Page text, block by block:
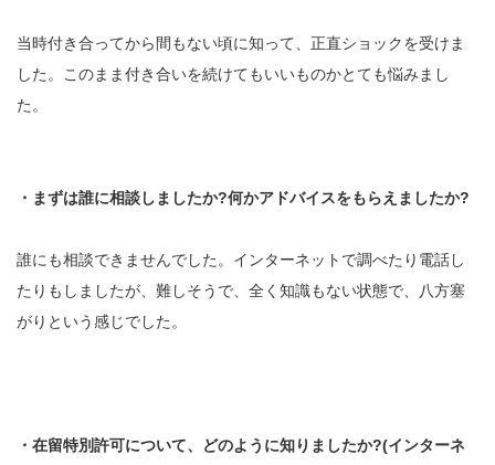
当時付き合ってから間もない頃に知って、正直ショックを受けま
した。このまま付き合いを続けてもいいものかとても悩みまし
た。
・まずは誰に相談しましたか?何かアドバイスをもらえましたか?
誰にも相談できませんでした。インターネットで調べたり電話し
たりもしましたが、難しそうで、全く知識もない状態で、八方塞
がりという感じでした。
・在留特別許可について、どのように知りましたか?(インターネ